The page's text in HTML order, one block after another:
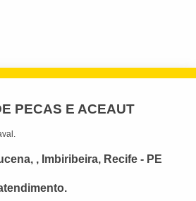
PECAS E ACEAUT
, Imbiribeira, Recife - PE